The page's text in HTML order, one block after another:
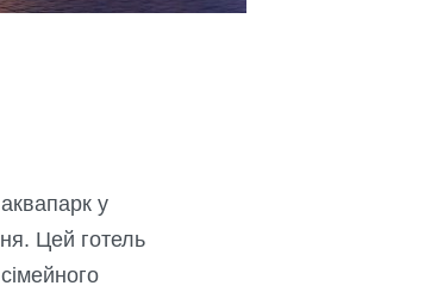
у
Цей готель